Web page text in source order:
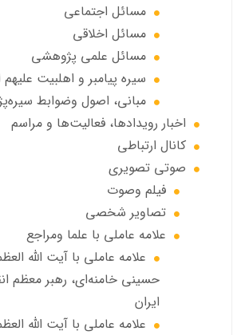
مسائل اجتماعي
مسائل اخلاقي
مسائل علمی پژوهشی
سيره پيامبر و اهلبيت علیهم
مبانی، اصول وضوابط
اخبار رويدادها، فعاليت‌ها و مراسم
كانال ارتباطي
صوتي تصويري
فیلم وصوت
تصاویر شخصی
علامه عاملي با علما ومراجع
علامه عاملي با آیت الله
حسینی خامنه‌ای، رهبر معظم
ایران
علامه عاملي با آيت الله